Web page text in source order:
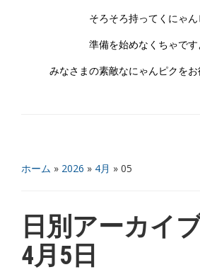
ホーム » 2026 » 4月 »05
日別アーカイ
4月5日
そろそろ持ってくにゃ
準備を始めなくちゃです
みなさまの素敵なにゃんピクをお